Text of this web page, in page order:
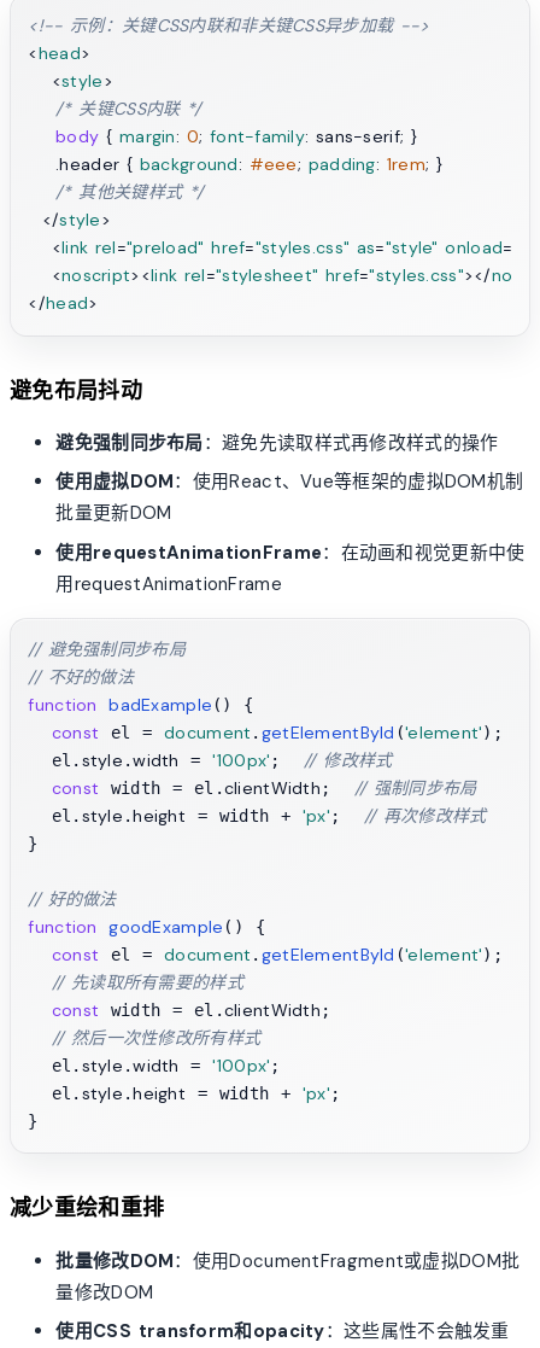
<!-- 示例：关键CSS内联和非关键CSS异步加载 -->
<head>
<style>
/* 关键CSS内联 */
body { margin: 0; font-family: sans-serif; }
.header { background: #eee; padding: 1rem; }
/* 其他关键样式 */
</style>
<link rel="preload" href="styles.css" as="style" onload=
<noscript> <link rel="stylesheet" href="styles.css"></
</head>
避免布局抖动
避免强制同步布局：避免先读取样式再修改样式的操作
使用虚拟DOM：使用React、Vue等框架的虚拟DOM机制
批量更新DOM
使用requestAnimationFrame：在动画和视觉更新中使
用requestAnimationFrame
// 避免强制同步布局
// 不好的做法
function
badExample ( ) {
const el = document . getElementById ('element');
  el.
style .width = '100px' ; // 修改样式
const width = el.clientWidth ; // 强制同步布局
  el.
style .height = width + 'px' ; // 再次修改样式
}
// 好的做法
function
goodExample ( ) {
const el = document . getElementById ('element');
// 先读取所有需要的样式
const width = el.clientWidth ;
// 然后一次性修改所有样式
  el.
style .width = '100px' ;
  el.
style .height = width + 'px' ;
减少重绘和重排
批量修改DOM：使用DocumentFragment或虚拟DOM批
量修改DOM
使用CSS transform和opacity：这些属性不会触发重